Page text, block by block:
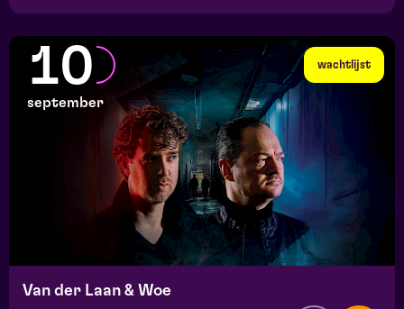
wachtlijst
10
september
Van der Laan & Woe